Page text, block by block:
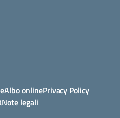
Albo onlinePrivacy Policy
Note legali